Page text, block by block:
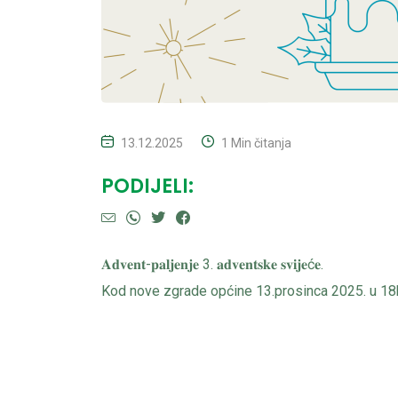
13.12.2025 1 Min čitanja
PODIJELI:
𝐀𝐝𝐯𝐞𝐧𝐭-𝐩𝐚𝐥𝐣𝐞𝐧𝐣𝐞 3. 𝐚𝐝𝐯𝐞𝐧𝐭𝐬𝐤𝐞 𝐬𝐯𝐢𝐣𝐞ć𝐞.
Kod nove zgrade općine 13.prosinca 2025. u